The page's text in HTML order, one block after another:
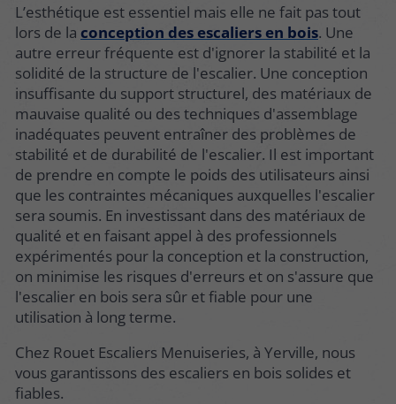
L’esthétique est essentiel mais elle ne fait pas tout
lors de la conception des escaliers en bois. Une
autre erreur fréquente est d'ignorer la stabilité et la
solidité de la structure de l'escalier. Une conception
insuffisante du support structurel, des matériaux de
mauvaise qualité ou des techniques d'assemblage
inadéquates peuvent entraîner des problèmes de
stabilité et de durabilité de l'escalier. Il est important
de prendre en compte le poids des utilisateurs ainsi
que les contraintes mécaniques auxquelles l'escalier
sera soumis. En investissant dans des matériaux de
qualité et en faisant appel à des professionnels
expérimentés pour la conception et la construction,
on minimise les risques d'erreurs et on s'assure que
l'escalier en bois sera sûr et fiable pour une
utilisation à long terme.
Chez Rouet Escaliers Menuiseries, à Yerville, nous
vous garantissons des escaliers en bois solides et
fiables.